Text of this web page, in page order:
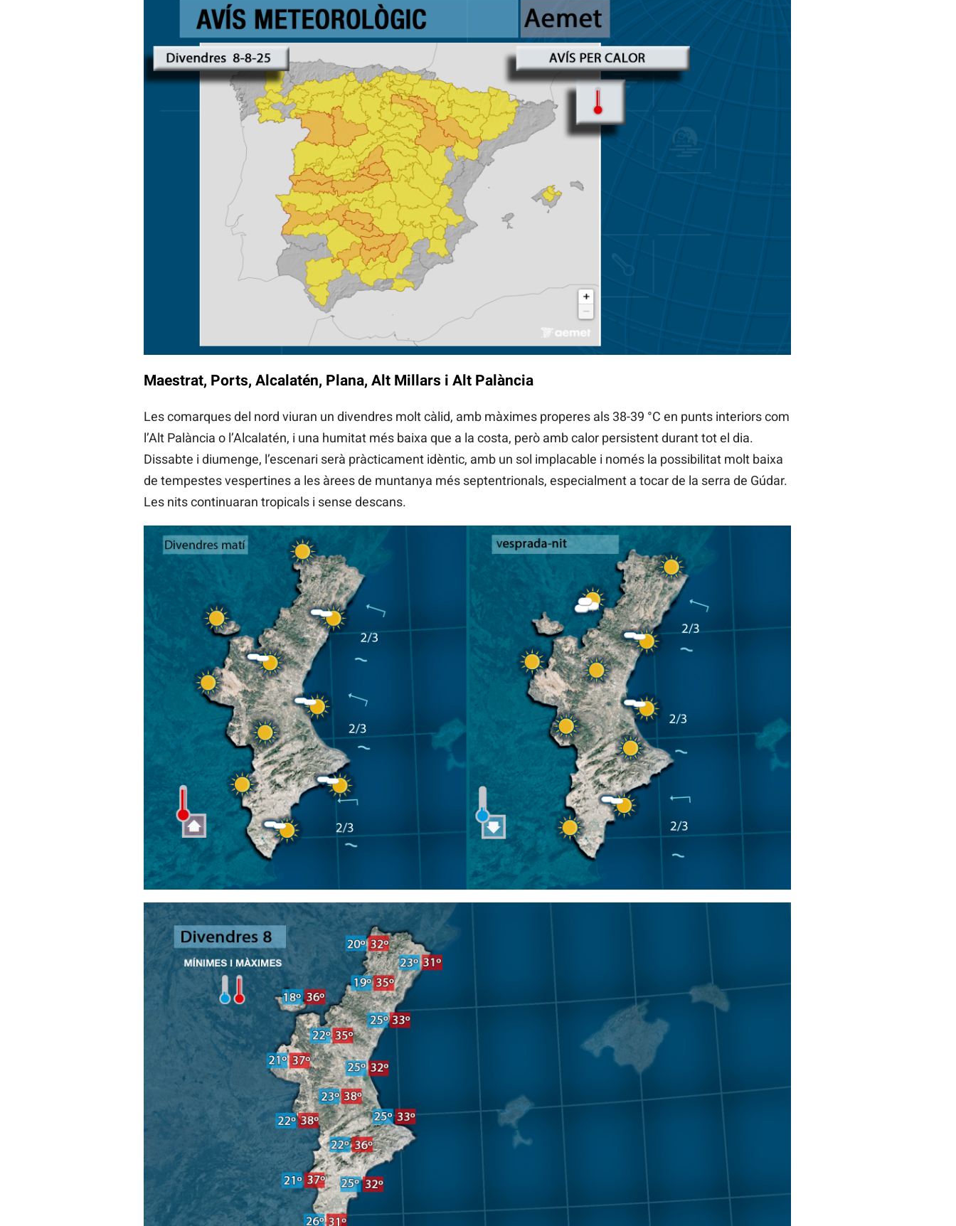
Maestrat, Ports, Alcalatén, Plana, Alt Millars i Alt Palància
Les comarques del nord viuran un divendres molt càlid, amb màximes properes als 38-39 °C en punts interiors com
l’Alt Palància o l’Alcalatén, i una humitat més baixa que a la costa, però amb calor persistent durant tot el dia.
Dissabte i diumenge, l’escenari serà pràcticament idèntic, amb un sol implacable i només la possibilitat molt baixa
de tempestes vespertines a les àrees de muntanya més septentrionals, especialment a tocar de la serra de Gúdar.
Les nits continuaran tropicals i sense descans.